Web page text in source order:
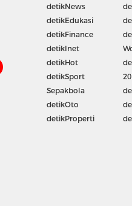
detikNews
detikEdukasi
detikFinance
detikInet
detikHot
detikSport
Sepakbola
detikOto
detikProperti